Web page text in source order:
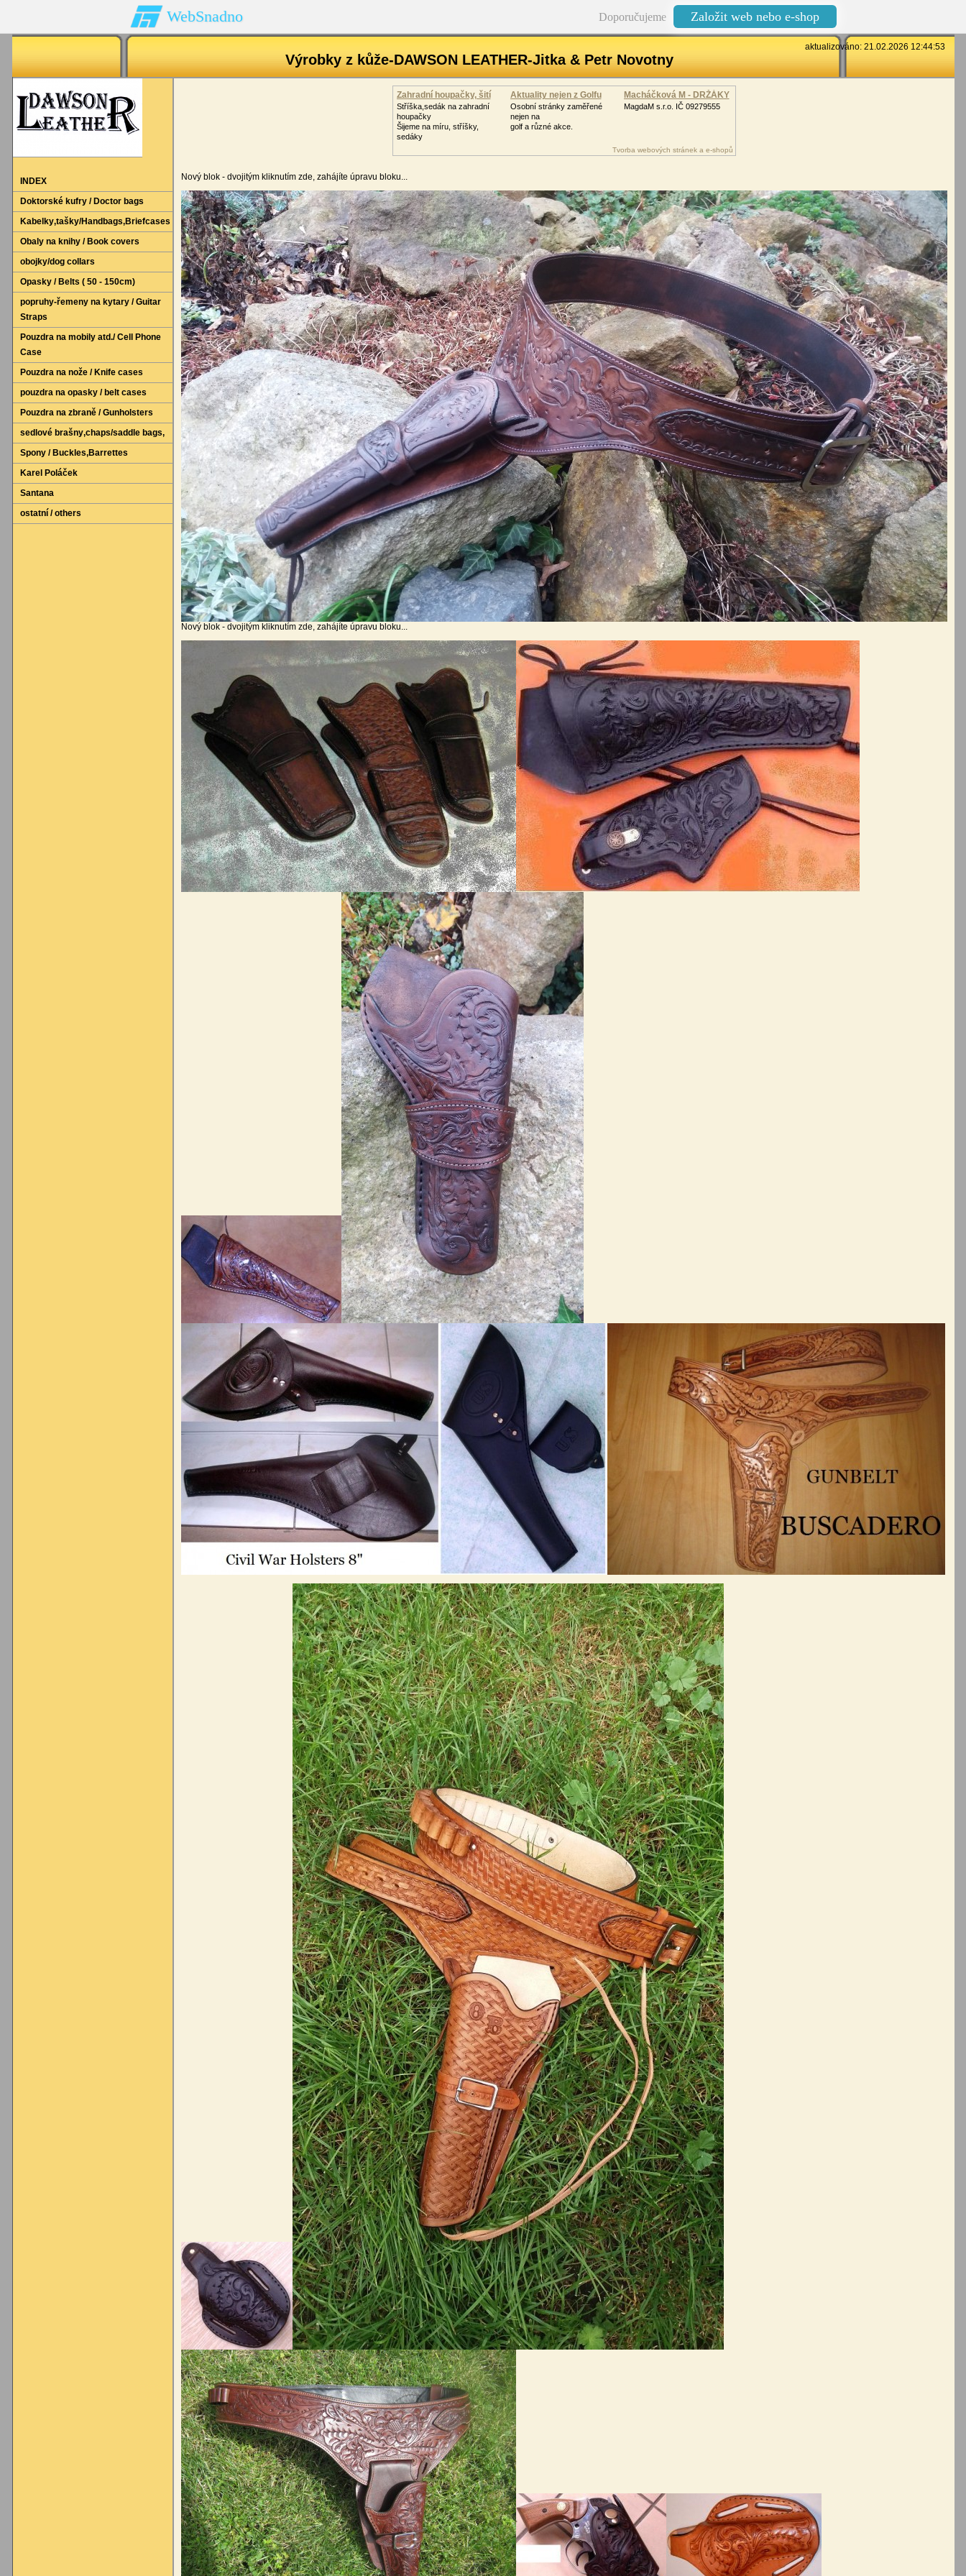
WebSnadno Doporučujeme Založit web nebo e-shop
aktualizováno: 21.02.2026 12:44:53
Výrobky z kůže-DAWSON LEATHER-Jitka & Petr Novotny
INDEX
Doktorské kufry / Doctor bags
Kabelky‚tašky/Handbags‚Briefcases
Obaly na knihy / Book covers
obojky/dog collars
Opasky / Belts ( 50 - 150cm)
popruhy-řemeny na kytary / Guitar
Straps
Pouzdra na mobily atd./ Cell Phone
Case
Pouzdra na nože / Knife cases
pouzdra na opasky / belt cases
Pouzdra na zbraně / Gunholsters
sedlové brašny‚chaps/saddle bags‚
Spony / Buckles‚Barrettes
Karel Poláček
Santana
ostatní / others
Zahradní houpačky, šití
Stříška,sedák na zahradní
houpačky
Šijeme na míru, stříšky,
sedáky
Aktuality nejen z Golfu
Osobní stránky zaměřené
nejen na
golf a různé akce.
Macháčková M - DRŽÁKY
MagdaM s.r.o. IČ 09279555
Tvorba webových stránek a e-shopů
Nový blok - dvojitým kliknutím zde, zahájíte úpravu bloku...
Nový blok - dvojitým kliknutím zde, zahájíte úpravu bloku...